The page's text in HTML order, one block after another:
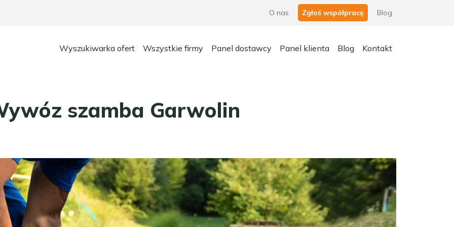
O nas Zgłoś współpracę Blog
Wyszukiwarka ofert Wszystkie firmy Panel dostawcy Panel klienta Blog Kontakt
szamba Garwolin